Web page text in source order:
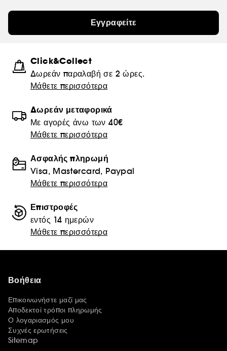
Εγγραφείτε
Click&Collect
Δωρεάν παραλαβή σε 2 ώρες.
Μάθετε περισσότερα
Δωρεάν μεταφορικά
Με αγορές άνω των 40€
Μάθετε περισσότερα
Ασφαλής πληρωμή
Visa, Mastercard, Paypal
Μάθετε περισσότερα
Επιστροφές
εντός 14 ημερών
Μάθετε περισσότερα
Βοήθεια
Επικοινωνήστε μαζί μας
Αποδεκτοί τρόποι πληρωμής
Ο λογαριασμός μου
Συχνές ερωτήσεις
Sitemap